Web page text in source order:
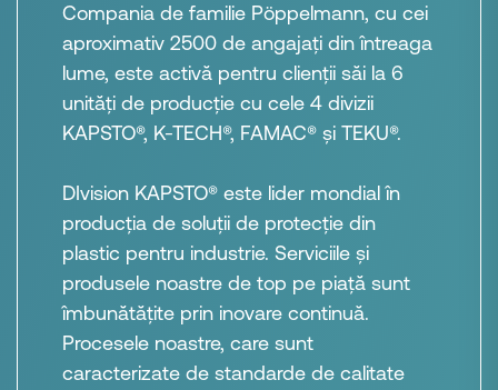
Compania de familie Pöppelmann, cu cei
aproximativ 2500 de angajați din întreaga
lume, este activă pentru clienții săi la 6
unități de producție cu cele 4 divizii
KAPSTO®, K-TECH®, FAMAC® și TEKU®.
DIvision KAPSTO® este lider mondial în
producția de soluții de protecție din
plastic pentru industrie. Serviciile și
produsele noastre de top pe piață sunt
îmbunătățite prin inovare continuă.
Procesele noastre, care sunt
caracterizate de standarde de calitate